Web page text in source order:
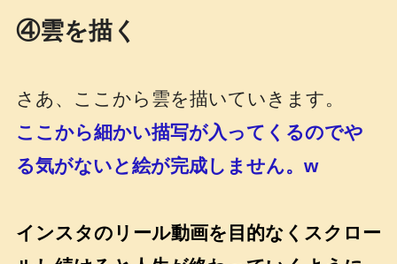
④雲を描く
さあ、ここから雲を描いていきます。
ここから細かい描写が入ってくるのでや
る気がないと絵が完成しません。w
インスタのリール動画を目的なくスクロー